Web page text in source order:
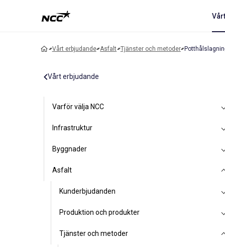
Vårt erbjudande Asfalt Tjänster och metoder
Vårt erbjudande
Varför välja NCC
Infrastruktur
Byggnader
Asfalt
Kunderbjudanden
Produktion och produkter
Tjänster och metoder